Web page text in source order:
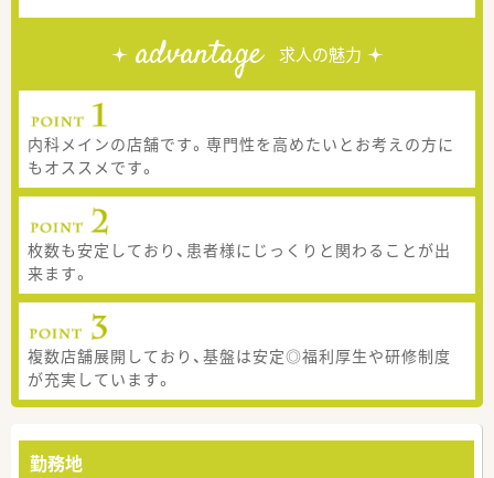
advantage 求人の魅力
内科メインの店舗です。専門性を高めたいとお考えの方に
もオススメです。
枚数も安定しており、患者様にじっくりと関わることが出
来ます。
複数店舗展開しており、基盤は安定◎福利厚生や研修制度
が充実しています。
勤務地